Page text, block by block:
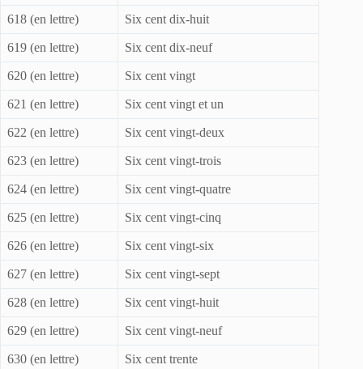
618 (en lettre) Six cent dix-huit
619 (en lettre) Six cent dix-neuf
620 (en lettre) Six cent vingt
621 (en lettre) Six cent vingt et un
622 (en lettre) Six cent vingt-deux
623 (en lettre) Six cent vingt-trois
624 (en lettre) Six cent vingt-quatre
625 (en lettre) Six cent vingt-cinq
626 (en lettre) Six cent vingt-six
627 (en lettre) Six cent vingt-sept
628 (en lettre) Six cent vingt-huit
629 (en lettre) Six cent vingt-neuf
630 (en lettre) Six cent trente